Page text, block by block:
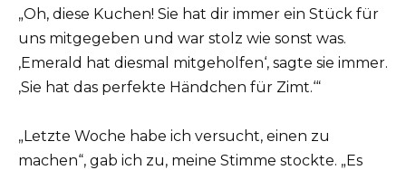
„Oh, diese Kuchen! Sie hat dir immer ein Stück für
uns mitgegeben und war stolz wie sonst was.
‚Emerald hat diesmal mitgeholfen‘, sagte sie immer.
‚Sie hat das perfekte Händchen für Zimt.‘“
„Letzte Woche habe ich versucht, einen zu
machen“, gab ich zu, meine Stimme stockte. „Es